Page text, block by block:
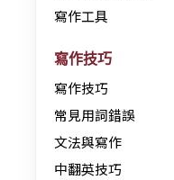
寫作工具
寫作技巧
寫作技巧
常見用詞錯誤
文法與寫作
中翻英技巧